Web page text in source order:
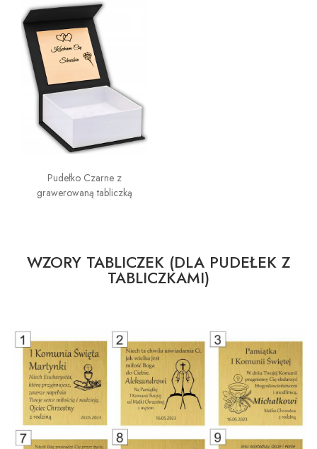
Pudełko Czarne z
grawerowaną tabliczką
WZORY TABLICZEK (DLA PUDEŁEK Z
TABLICZKAMI)